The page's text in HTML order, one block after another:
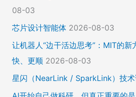
08-03
芯片设计智能体 2026-08-03
让机器人“边干活边思考”：MIT的新
快、更顺 2026-08-03
星闪（NearLink / SparkLink）技